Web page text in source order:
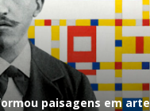
paisagens em arte